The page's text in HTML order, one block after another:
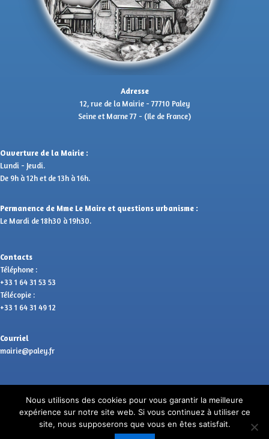
Adresse
12, rue de la Mairie - 77710 Paley
Seine et Marne 77 - (Ile de France)
Ouverture de la Mairie :
Lundi - Jeudi.
De 9h à 12h et de 13h à 16h.
Permanence de Mme Le Maire et questions urbanisme :
Le Mardi de 18h30 à 19h30.
Contacts
Téléphone :
+33 1 64 31 53 53
Télécopie :
+33 1 64 31 49 12
Courriel
mairie@paley.fr
Copyright © 2026 PALEY | Propulsé par anjocreatif
Nous utilisons des cookies pour vous garantir la meilleure
expérience sur notre site web. Si vous continuez à utiliser ce
site, nous supposerons que vous en êtes satisfait.